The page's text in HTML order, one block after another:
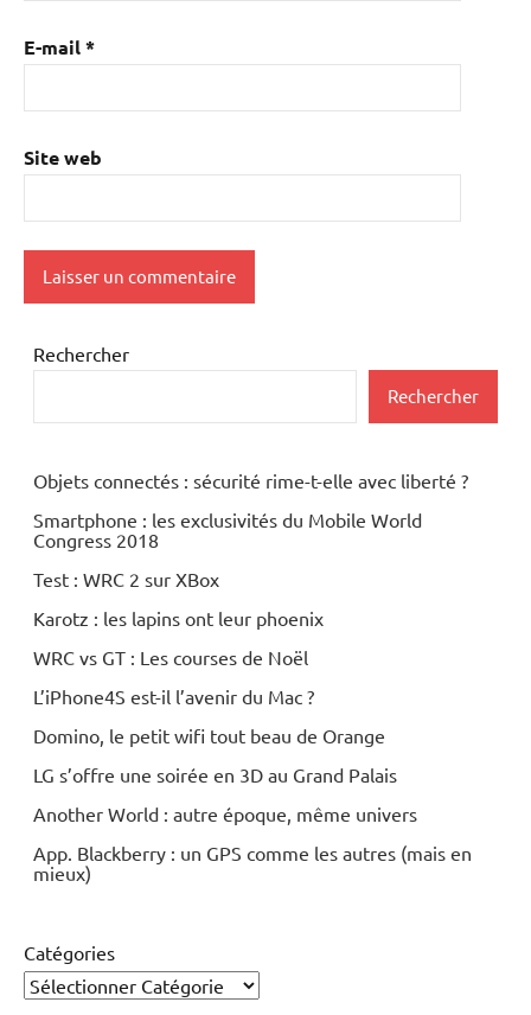
E-mail*
Site web
Rechercher
Rechercher
Objets connectés : sécurité rime-t-elle avec liberté ?
Smartphone : les exclusivités du Mobile World
Congress 2018
Test : WRC 2 sur XBox
Karotz : les lapins ont leur phoenix
WRC vs GT : Les courses de Noël
L’iPhone4S est-il l’avenir du Mac ?
Domino, le petit wifi tout beau de Orange
LG s’offre une soirée en 3D au Grand Palais
Another World : autre époque, même univers
App. Blackberry : un GPS comme les autres (mais en
mieux)
Catégories